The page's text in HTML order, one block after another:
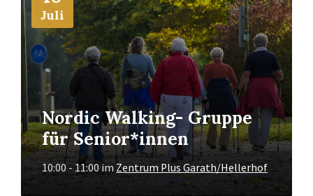
Juli
Nordic Walking- Gruppe
für Senior*innen
10:00 - 11:00imZentrum Plus Garath/Hellerhof